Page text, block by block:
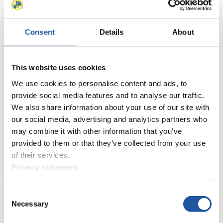
Consent Details About
This website uses cookies
We use cookies to personalise content and ads, to
provide social media features and to analyse our traffic.
We also share information about your use of our site with
our social media, advertising and analytics partners who
may combine it with other information that you’ve
provided to them or that they’ve collected from your use
of their services.
Privacy statement
Selection
Necessary
35
36
Daniel Hofmann (SUI)
Georgi Anchov (BUL)
FIL-Weltmeisterschaften Herren Einsitzer 2010/2011 in
×
FIL-Europameisterschaften Herren Einsitzer 2009/2010 in
St. Sebastian (AUT)
Platzierung
Athlet
1
Patrick Pigneter (ITA)
2
Thomas Kammerlander (AUT)
3
Anton Blasbichler (ITA)
4
Alex Gruber (ITA)
8